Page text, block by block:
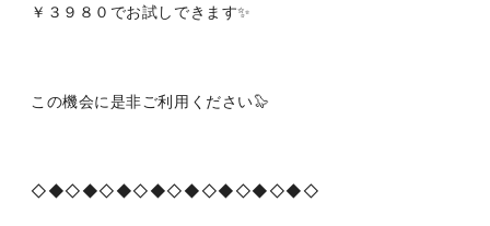
￥３９８０でお試しできます✨
この機会に是非ご利用ください🦭
◇◆◇◆◇◆◇◆◇◆◇◆◇◆◇◆◇